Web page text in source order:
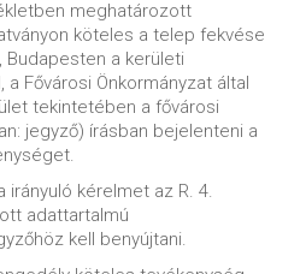
meghatározott
köteles a telep fekvése
a kerületi
Fővárosi Önkormányzat által
tekintetében a fővárosi
jegyző) írásban bejelenteni a
kérelmet az R. 4.
adattartalmú
kell benyújtani.